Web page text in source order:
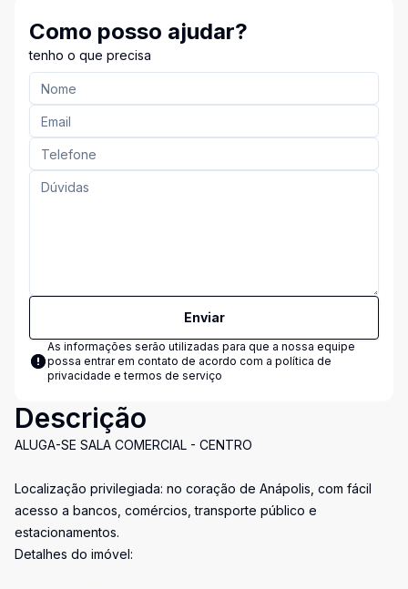
Como posso ajudar?
tenho o que precisa
Enviar
As informações serão utilizadas para que a nossa equipe
possa entrar em contato de acordo com a política de
privacidade e termos de serviço
Descrição
ALUGA-SE SALA COMERCIAL - CENTRO
Localização privilegiada: no coração de Anápolis, com fácil
acesso a bancos, comércios, transporte público e
estacionamentos.
Detalhes do imóvel: